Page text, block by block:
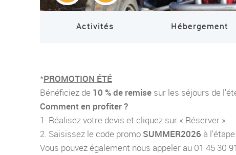
Activités Hébergement
*PROMOTION ÉTÉ
Bénéficiez de 10 % de remise sur les séjours de
Comment en profiter ?
1. Réalisez votre devis et cliquez sur « Réserver ».
2. Saisissez le code promo SUMMER2026 à
Vous pouvez également nous appeler au 01 45 30